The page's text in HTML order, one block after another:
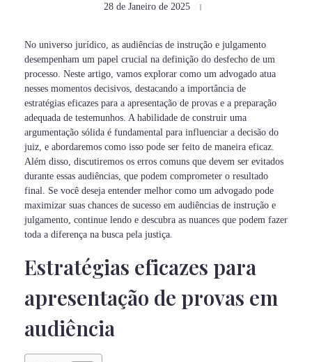
28 de Janeiro de 2025
No universo jurídico, as audiências de instrução e julgamento
desempenham um papel crucial na definição do desfecho de um
processo. Neste artigo, vamos explorar como um advogado atua
nesses momentos decisivos, destacando a importância de
estratégias eficazes para a apresentação de provas e a preparação
adequada de testemunhos. A habilidade de construir uma
argumentação sólida é fundamental para influenciar a decisão do
juiz, e abordaremos como isso pode ser feito de maneira eficaz.
Além disso, discutiremos os erros comuns que devem ser evitados
durante essas audiências, que podem comprometer o resultado
final. Se você deseja entender melhor como um advogado pode
maximizar suas chances de sucesso em audiências de instrução e
julgamento, continue lendo e descubra as nuances que podem fazer
toda a diferença na busca pela justiça.
Estratégias eficazes para
apresentação de provas em
audiência